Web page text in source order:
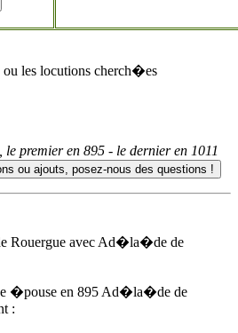
les locutions cherch�es
premier en 895 - le dernier en 1011
Rouergue avec Ad�la�de de
�pouse en 895 Ad�la�de de
: